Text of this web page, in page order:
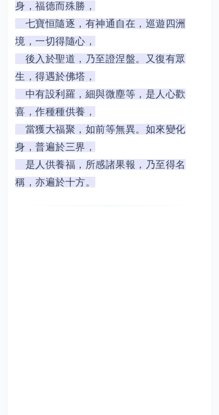
身，福德而殊勝，
七寶恒隨逐，有神通自在，巡遊四洲
境，一切得隨心，
後入於聖道，乃至證涅盤。又復有眾
生，得遇於佛塔，
中有設利羅，細與微塵等，是人心歡
喜，作種種供養，
當獲大福聚，如前等無異。如來變化
身，普遍於三界，
是人供養福，所感諸果報，乃至得名
稱，亦遍於十方。